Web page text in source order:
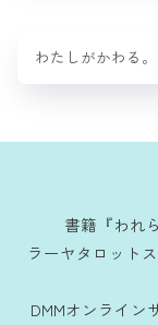
わたしがかわる
書籍『われ
ラーヤタロット
DMMオンライン